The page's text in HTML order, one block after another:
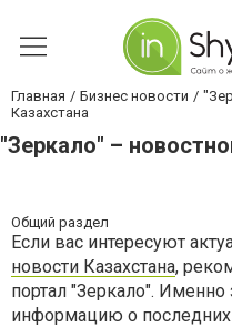
Главная Бизнес новости
Казахстана
"Зеркало" –
Общий раздел
Если вас интересуют
новости Казахстана,
портал "Зеркало".
информацию о